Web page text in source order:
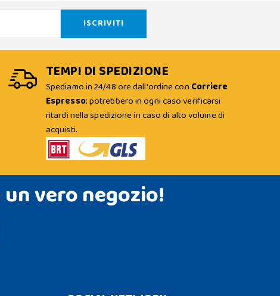
TEMPI DI SPEDIZIONE
Spediamo in 24/48 ore dall'ordine con Corriere
Espresso; potrebbero in ogni caso verificarsi
ritardi nella spedizione in caso di alto volume di
acquisti.
un vero negozio!